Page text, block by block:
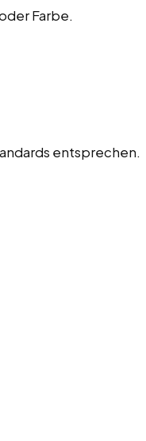
Farbe.
entsprechen.